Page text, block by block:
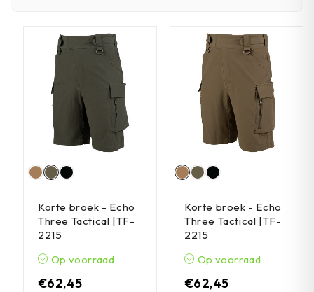
Korte broek - Echo
Three Tactical |TF-
2215
Op voorraad
€62,45
Korte broek - Echo
Three Tactical |TF-
2215
Op voorraad
€62,45